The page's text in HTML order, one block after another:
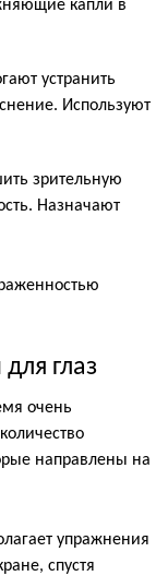
капли в
устранить
Используют
зрительную
Назначают
глаз
очень
направлены на
упражнения
спустя